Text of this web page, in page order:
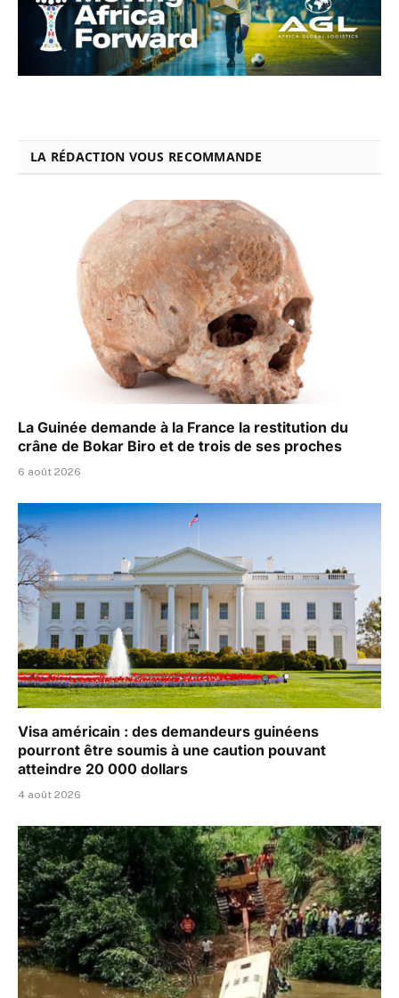
LA RÉDACTION VOUS RECOMMANDE
La Guinée demande à la France la restitution du
crâne de Bokar Biro et de trois de ses proches
6 août 2026
Visa américain : des demandeurs guinéens
pourront être soumis à une caution pouvant
atteindre 20 000 dollars
4 août 2026